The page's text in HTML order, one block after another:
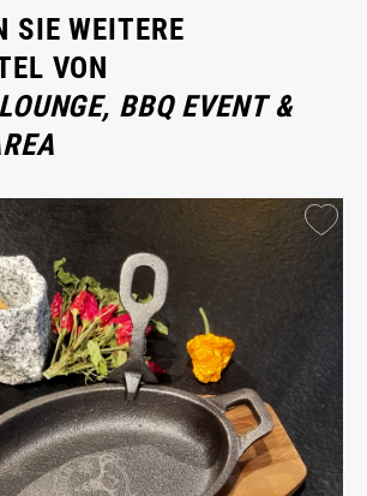
SIE WEITERE
VON
BBQ EVENT &